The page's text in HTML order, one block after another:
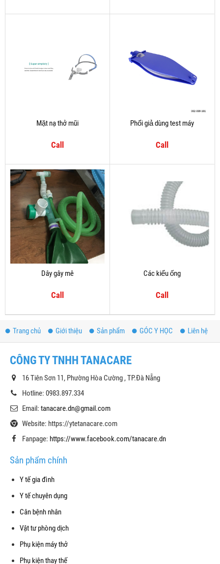
Mặt nạ thở mũi
Call
Phổi giả dùng test máy
Call
Dây gây mê
Call
Các kiểu ống
Call
Trang chủ Giới thiệu Sản phẩm GÓC Y HỌC Liên hệ
CÔNG TY TNHH TANACARE
16 Tiên Sơn 11, Phường Hòa Cường , TP.Đà Nẵng
Hotline: 0983.897.334
Email: tanacare.dn@gmail.com
Website: https://ytetanacare.com
Fanpage: https://www.facebook.com/tanacare.dn
Sản phẩm chính
Y tế gia đình
Y tế chuyên dụng
Cân bệnh nhân
Vật tư phòng dịch
Phụ kiện máy thở
Phụ kiện thay thế